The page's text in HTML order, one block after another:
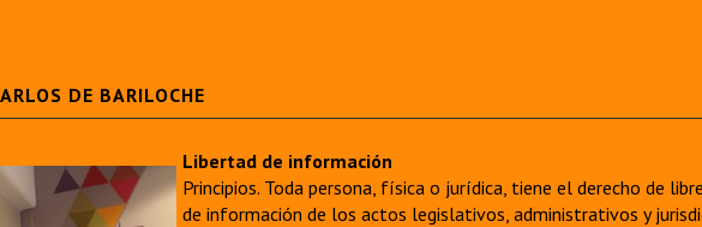
DE BARILOCHE
Libertad de información
Principios. Toda persona, física o jurídica, tiene el derecho de
de información de los actos legislativos, administrativos y